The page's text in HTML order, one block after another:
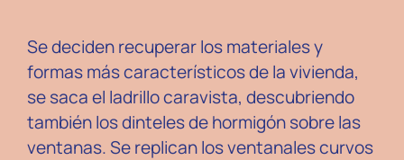
Se deciden recuperar los materiales y
formas más característicos de la vivienda,
se saca el ladrillo caravista, descubriendo
también los dinteles de hormigón sobre las
ventanas. Se replican los ventanales curvos